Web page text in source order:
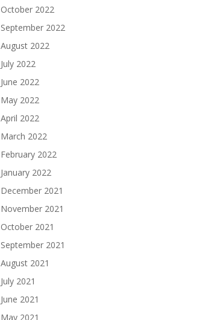
October 2022
September 2022
August 2022
July 2022
June 2022
May 2022
April 2022
March 2022
February 2022
January 2022
December 2021
November 2021
October 2021
September 2021
August 2021
July 2021
June 2021
May 2021